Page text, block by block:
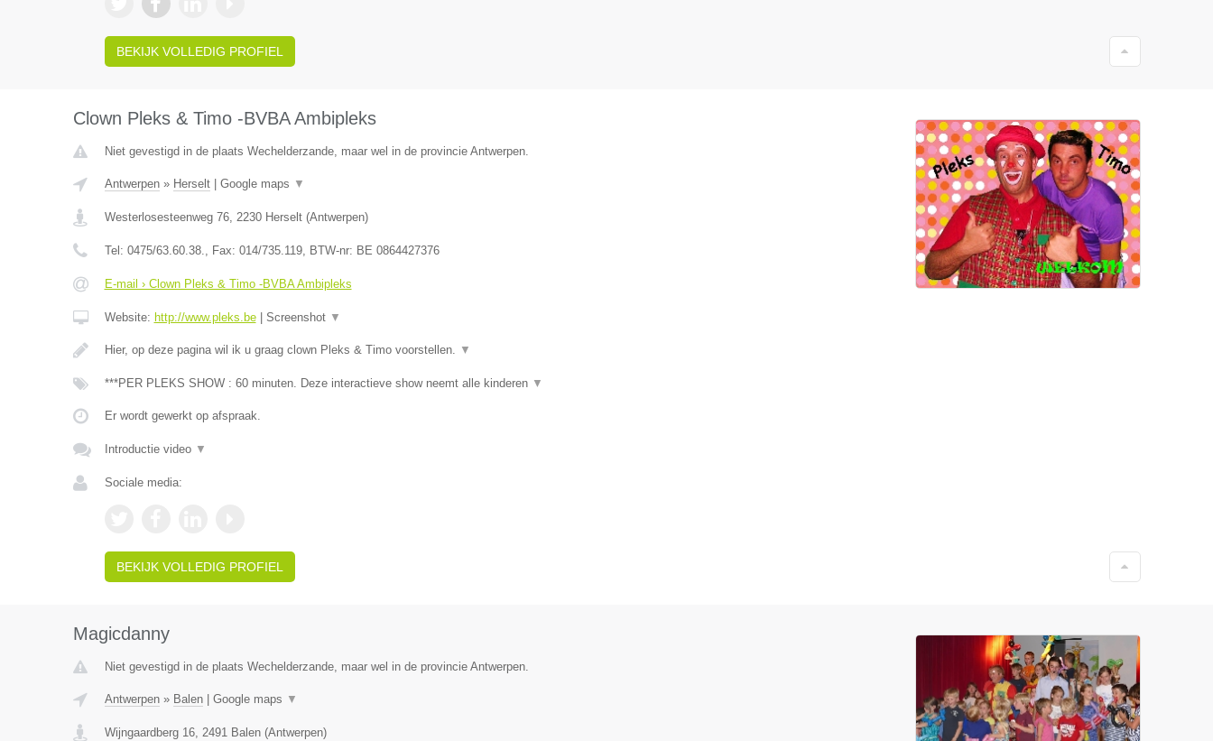
BEKIJK VOLLEDIG PROFIEL
Clown Pleks & Timo -BVBA Ambipleks
Niet gevestigd in de plaats Wechelderzande, maar wel in de provincie Antwerpen.
Antwerpen» Herselt| Google maps ▼
Westerlosesteenweg 76, 2230 Herselt(Antwerpen)
Tel: 0475/63.60.38., Fax: 014/735.119, BTW-nr: BE 0864427376
E-mail › Clown Pleks & Timo -BVBA Ambipleks
Website: http://www.pleks.be| Screenshot ▼
Hier, op deze pagina wil ik u graag clown Pleks & Timo voorstellen. ▼
***PER PLEKS SHOW : 60 minuten. Deze interactieve show neemt alle kinderen ▼
Er wordt gewerkt op afspraak.
Introductie video ▼
Sociale media:
BEKIJK VOLLEDIG PROFIEL
Magicdanny
Niet gevestigd in de plaats Wechelderzande, maar wel in de provincie Antwerpen.
Antwerpen» Balen| Google maps ▼
Wijngaardberg 16, 2491 Balen(Antwerpen)